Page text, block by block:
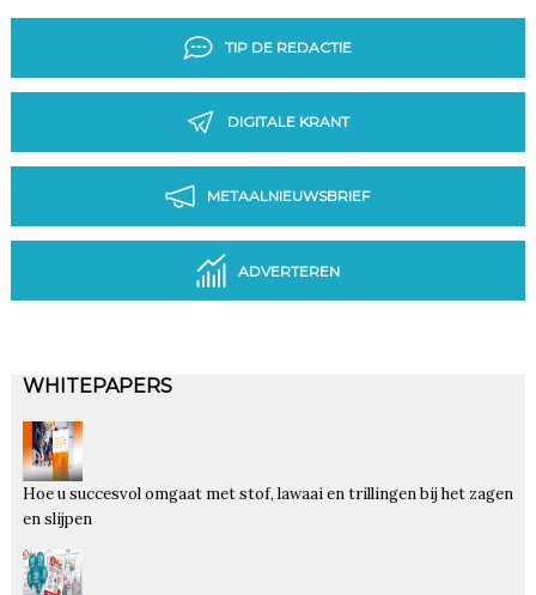
TIP DE REDACTIE
DIGITALE KRANT
METAALNIEUWSBRIEF
ADVERTEREN
WHITEPAPERS
Hoe u succesvol omgaat met stof, lawaai en trillingen bij het zagen
en slijpen